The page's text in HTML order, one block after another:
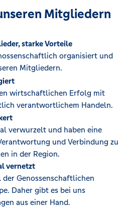
Mitgliedern
starke Vorteile
organisiert und
Mitgliedern.
wirtschaftlichen Erfolg mit
verantwortlichem Handeln.
verwurzelt und haben eine
und Verbindung zu
in der Region.
vernetzt
der Genossenschaftlichen
Daher gibt es bei uns
aus einer Hand.